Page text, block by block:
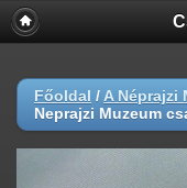
Főoldal / A Néprajzi
Neprajzi Muzeum